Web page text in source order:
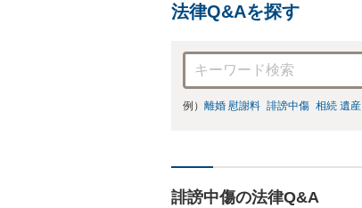
法律Q&Aを探す
例） 離婚 慰謝料 誹謗中傷 相続 遺産
誹謗中傷の法律Q&A